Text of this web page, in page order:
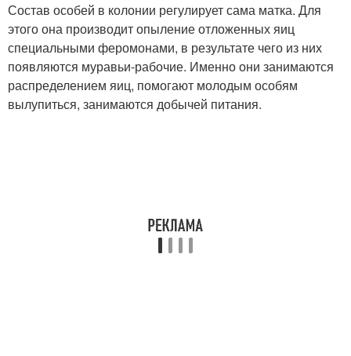
Состав особей в колонии регулирует сама матка. Для
этого она производит опыление отложенных яиц
специальными феромонами, в результате чего из них
появляются муравьи-рабочие. Именно они занимаются
распределением яиц, помогают молодым особям
вылупиться, занимаются добычей питания.